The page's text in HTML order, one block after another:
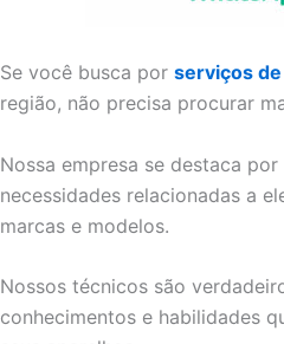
Se você busca por serviços
região, não precisa procurar
Nossa empresa se destaca
necessidades relacionadas a
marcas e modelos.
Nossos técnicos são
conhecimentos e habilidades